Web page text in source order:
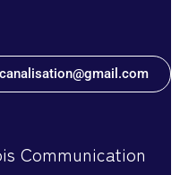
Communication